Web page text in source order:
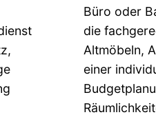
Büro oder
die
Altmöbeln,
einer